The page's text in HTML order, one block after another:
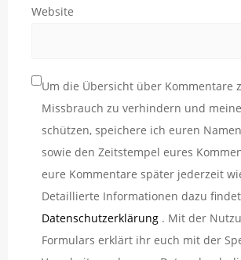
Website
Um die Übersicht über Kommentare
Missbrauch zu verhindern und
schützen, speichere ich euren
sowie den Zeitstempel eures
eure Kommentare später jederzeit
Detaillierte Informationen dazu
Datenschutzerklärung . Mit der
Formulars erklärt ihr euch mit der